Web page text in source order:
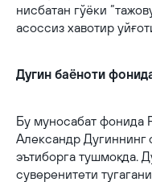
нисбатан гўёки
асоссиз хавотир
Дугин баёноти
Бу муносабат фонида
Александр Дугиннинг
эътиборга тушмоқда.
суверенитети